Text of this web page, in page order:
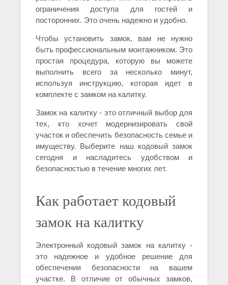
ограничения доступа для гостей и
посторонних. Это очень надежно и удобно.
Чтобы установить замок, вам не нужно
быть профессиональным монтажником. Это
простая процедура, которую вы можете
выполнить всего за несколько минут,
используя инструкцию, которая идет в
комплекте с замком на калитку.
Замок на калитку - это отличный выбор для
тех, кто хочет модернизировать свой
участок и обеспечить безопасность семье и
имуществу. Выберите наш кодовый замок
сегодня и насладитесь удобством и
безопасностью в течение многих лет.
Как работает кодовый
замок на калитку
Электронный кодовый замок на калитку -
это надежное и удобное решение для
обеспечения безопасности на вашем
участке. В отличие от обычных замков,